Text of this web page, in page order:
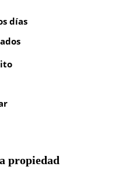
días
propiedad